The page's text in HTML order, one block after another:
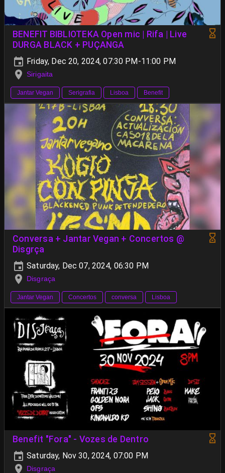
BENEFIT BIBLIOTEKA Open mic | Rifa | Live
DURGA BLACK + PUÇANGA
Friday, Dec 20, 2024, 07:30 PM-11:00 PM
Sirigaita
Jantar Vegan Serigrafia Lisboa Benefit
Conversa + Jantar Vegan + Concertos @
Disgrça
Saturday, Dec 07, 2024, 06:30 PM
Disgraça
Jantar Vegan Concertos conversa Lisboa
Benefit "Fora" - Vozes de Dentro
Saturday, Nov 30, 2024, 07:00 PM
Disgraça